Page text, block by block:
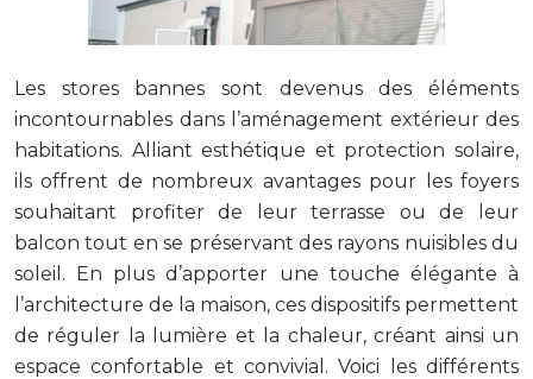
Les stores bannes sont devenus des éléments
incontournables dans l’aménagement extérieur des
habitations. Alliant esthétique et protection solaire,
ils offrent de nombreux avantages pour les foyers
souhaitant profiter de leur terrasse ou de leur
balcon tout en se préservant des rayons nuisibles du
soleil. En plus d’apporter une touche élégante à
l’architecture de la maison, ces dispositifs permettent
de réguler la lumière et la chaleur, créant ainsi un
espace confortable et convivial. Voici les différents